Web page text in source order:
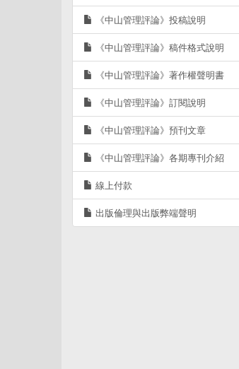
《中山管理評論》投稿說明
《中山管理評論》稿件格式說明
《中山管理評論》著作權聲明書
《中山管理評論》訂閱說明
《中山管理評論》預刊文章
《中山管理評論》各期專刊介紹
線上付款
出版倫理與出版弊端聲明